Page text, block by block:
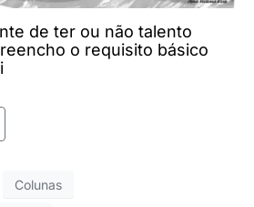
de ter ou não talento
o requisito básico
Colunas